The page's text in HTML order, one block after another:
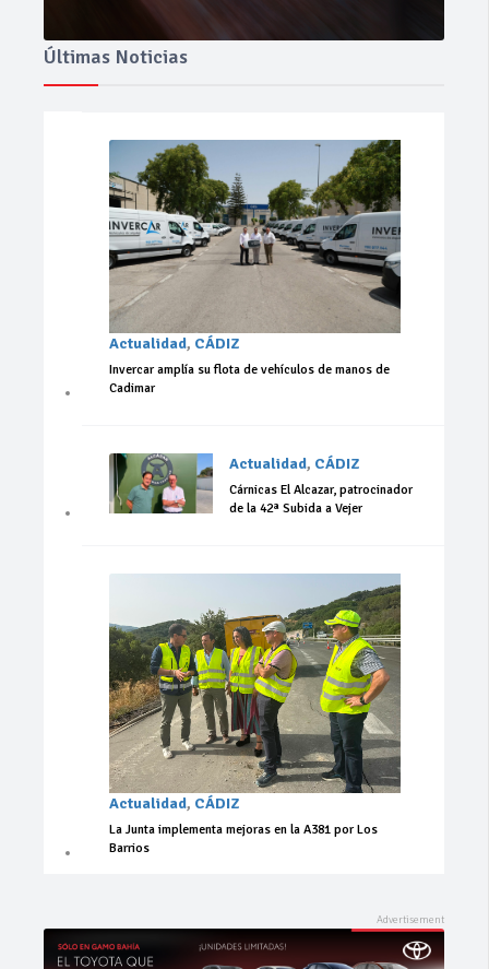
Últimas Noticias
Actualidad, CÁDIZ
Invercar amplía su flota de vehículos de manos de
Cadimar
Actualidad, CÁDIZ
Cárnicas El Alcazar, patrocinador
de la 42ª Subida a Vejer
Actualidad, CÁDIZ
La Junta implementa mejoras en la A381 por Los
Barrios